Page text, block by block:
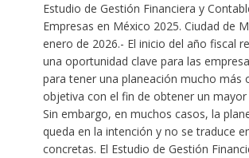
Estudio de Gestión Financiera y
Empresas en México 2025. Ciudad de
enero de 2026.- El inicio del año fiscal
una oportunidad clave para las
para tener una planeación mucho más
objetiva con el fin de obtener un
Sin embargo, en muchos casos, la
queda en la intención y no se traduce
concretas. El Estudio de Gestión